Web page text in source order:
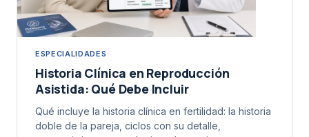
ESPECIALIDADES
Historia Clínica en Reproducción
Asistida: Qué Debe Incluir
Qué incluye la historia clínica en fertilidad: la historia
doble de la pareja, ciclos con su detalle,